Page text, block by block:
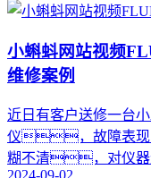
小蝌蚪网站视频
维修案例
近日有客户送修一台
仪，故障表现
糊不清，对仪
2024-09-02